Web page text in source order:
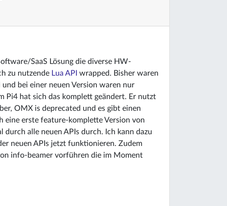
SaaS Lösung die diverse HW-
zu nutzende Lua API wrapped. Bisher waren
bei einer neuen Version waren nur
Pi4 hat sich das komplett geändert. Er nutzt
OMX is deprecated und es gibt einen
eine erste feature-komplette Version von
alle neuen APIs durch. Ich kann dazu
neuen APIs jetzt funktionieren. Zudem
info-beamer vorführen die im Moment